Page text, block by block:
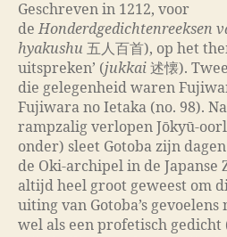
Geschreven in 1212, voor
deHonderdgedichtenreeksen
hyakushu 五人百首), op het
uitspreken’ (jukkai 述懐).
die gelegenheid waren
Fujiwara no Ietaka (no. 98).
rampzalig verlopen Jōkyū-
onder) sleet Gotoba zijn
de Oki-archipel in de Japanse
altijd heel groot geweest om
uiting van Gotoba’s
wel als een profetisch gedicht